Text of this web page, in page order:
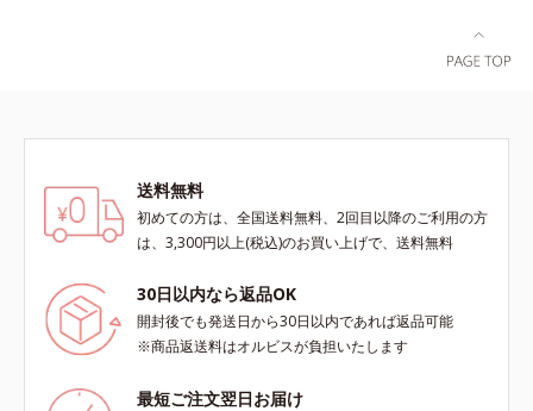
W*4 2022年5月 Mintel社データベ
べ*5 オトギリソウエキス配合＝肌
にうるおいを与え、うるおいに満ち
たハリツヤ肌へ導く保湿成分
いつも力強く美しくあり続けるあな
たを応援します。*1 肌にうるおい
スパンテノールW*4 2022年5月
ウエキス配合＝肌にうるおいを与
え、うるおいに満ちたハリツヤ肌へ
商品ページをご覧ください。・
BEAUTY夏祭りは、こちら
送料無料
初めての方は、全国送料無料、2回目以降のご利用の方
は、3,300円以上(税込)のお買い上げで、送料無料
30日以内なら返品OK
開封後でも発送日から30日以内であれば返品可能
※商品返送料はオルビスが負担いたします
最短ご注文翌日お届け